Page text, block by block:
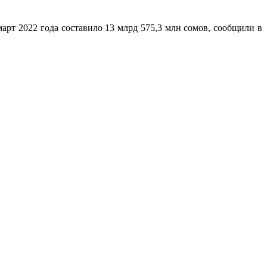
2022 года составило 13 млрд 575,3 млн сомов, сообщили в